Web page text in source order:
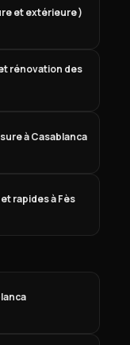
et extérieure )
rénovation des
à Casablanca
rapides à Fès